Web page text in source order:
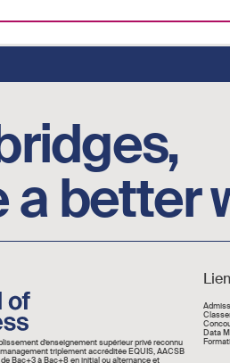
a better
d’enseignement supérieur privé reconnu
triplement accréditée EQUIS, AACSB
Bac+3 à Bac+8 en initial ou alternance et
Data